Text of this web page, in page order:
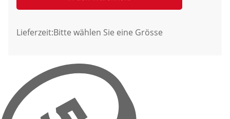
Lieferzeit:Bitte wählen Sie eine Grösse